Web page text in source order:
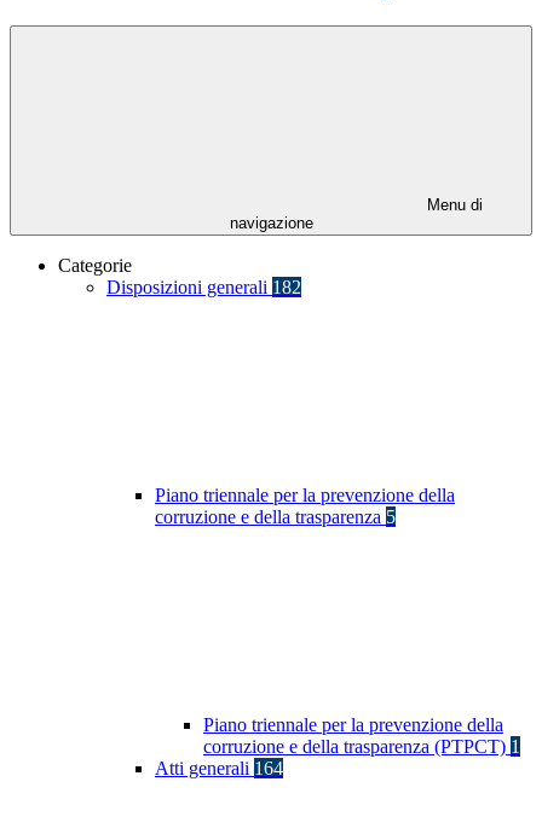
Menu di
navigazione
Categorie
Disposizioni generali 182
Piano triennale per la prevenzione della
corruzione e della trasparenza 5
Piano triennale per la prevenzione della
corruzione e della trasparenza (PTPCT) 1
Atti generali 164